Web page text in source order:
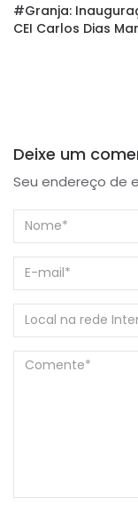
#Granja:
CEI Carlos Dias
Deixe um
Seu endereço de